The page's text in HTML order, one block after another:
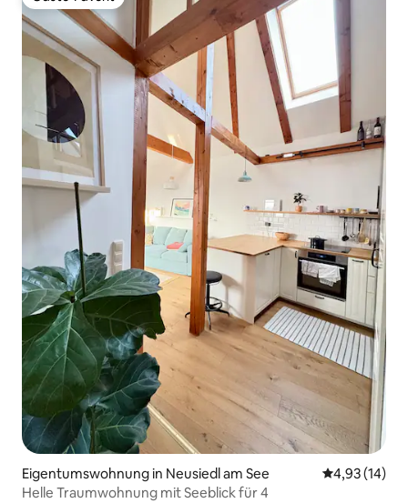
Gäste-Favorit
Eigentumswohnung in Neusiedl am See
4,93 (14)
Helle Traumwohnung mit Seeblick für 4